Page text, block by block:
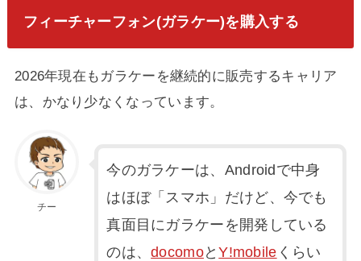
フィーチャーフォン(ガラケー)を購入する
2026年現在もガラケーを継続的に販売するキャリア
は、かなり少なくなっています。
チー
今のガラケーは、Androidで中身
はほぼ「スマホ」だけど、今でも
真面目にガラケーを開発している
のは、docomoとY!mobile くらい